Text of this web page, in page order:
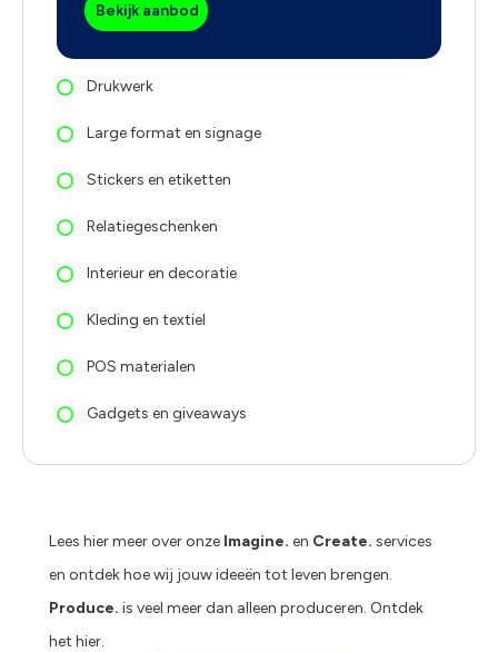
Bekijk aanbod
Drukwerk
Large format en signage
Stickers en etiketten
Relatiegeschenken
Interieur en decoratie
Kleding en textiel
POS materialen
Gadgets en giveaways
Lees hier meer over onze Imagine. en Create. services
en ontdek hoe wij jouw ideeën tot leven brengen.
Produce. is veel meer dan alleen produceren. Ontdek
het hier.